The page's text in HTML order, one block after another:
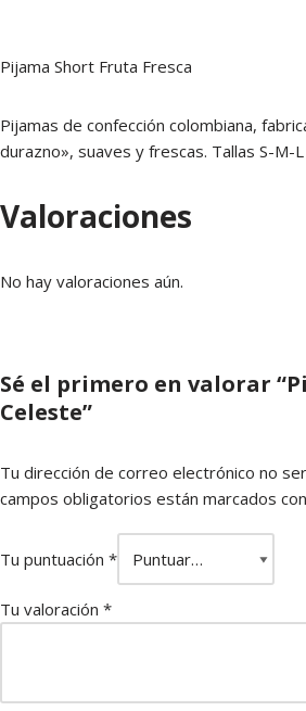
Pijama Short Fruta Fresca
Pijamas de confección colombiana,
durazno», suaves y frescas. Tallas S-M-L
Valoraciones
No hay valoraciones aún.
Sé el primero en valorar
Celeste”
Tu dirección de correo electrónico no
campos obligatorios están marcados con
Tu puntuación *
Tu valoración *